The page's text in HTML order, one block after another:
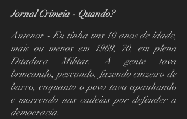
Jornal Crimeia - Quando?
Antenor - Eu tinha uns 10 anos de idade,
mais ou menos em 1969, 70, em plena
Ditadura Militar. A gente tava
brincando, pescando, fazendo cinzeiro de
barro, enquanto o povo tava apanhando
e morrendo nas cadeias por defender a
democracia.